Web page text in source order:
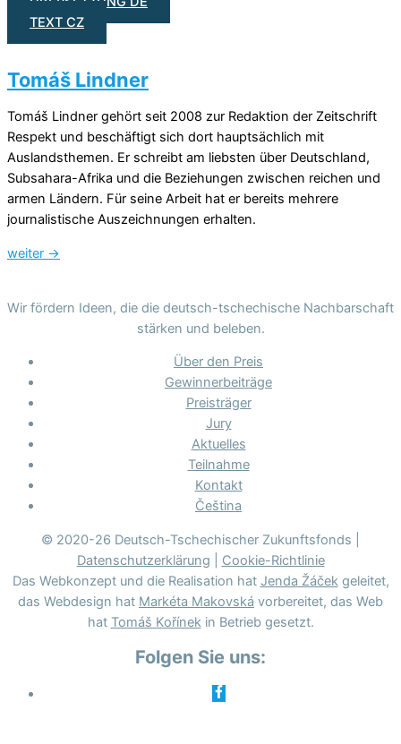
TEXT CZ
Tomáš Lindner
Tomáš Lindner gehört seit 2008 zur Redaktion der Zeitschrift
Respekt und beschäftigt sich dort hauptsächlich mit
Auslandsthemen. Er schreibt am liebsten über Deutschland,
Subsahara-Afrika und die Beziehungen zwischen reichen und
armen Ländern. Für seine Arbeit hat er bereits mehrere
journalistische Auszeichnungen erhalten.
weiter →
Wir fördern Ideen, die die deutsch-tschechische Nachbarschaft
stärken und beleben.
Über den Preis
Gewinnerbeiträge
Preisträger
Jury
Aktuelles
Teilnahme
Kontakt
Čeština
© 2020-26 Deutsch-Tschechischer Zukunftsfonds |
Datenschutzerklärung
Cookie-Richtlinie
Das Webkonzept und die Realisation hat Jenda Žáčekgeleitet,
das Webdesign hat Markéta Makovská vorbereitet, das Web
hat Tomáš Kořínekin Betrieb gesetzt.
Folgen Sie uns: